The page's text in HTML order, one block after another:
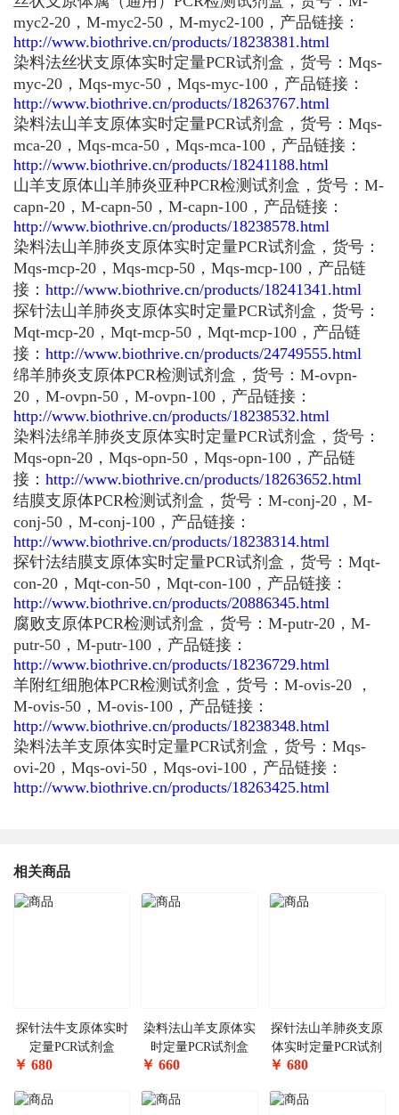
myc2-20，M-myc2-50，M-myc2-100，产品链接：
http://www.biothrive.cn/products/18238381.html
染料法丝状支原体实时定量PCR试剂盒，货号：Mqs-
myc-20，Mqs-myc-50，Mqs-myc-100，产品链接：
http://www.biothrive.cn/products/18263767.html
染料法山羊支原体实时定量PCR试剂盒，货号：Mqs-
mca-20，Mqs-mca-50，Mqs-mca-100，产品链接：
http://www.biothrive.cn/products/18241188.html
山羊支原体山羊肺炎亚种PCR检测试剂盒，货号：M-
capn-20，M-capn-50，M-capn-100，产品链接：
http://www.biothrive.cn/products/18238578.html
染料法山羊肺炎支原体实时定量PCR试剂盒，货号：
Mqs-mcp-20，Mqs-mcp-50，Mqs-mcp-100，产品链
接： http://www.biothrive.cn/products/18241341.html
探针法山羊肺炎支原体实时定量PCR试剂盒，货号：
Mqt-mcp-20，Mqt-mcp-50，Mqt-mcp-100，产品链
接： http://www.biothrive.cn/products/24749555.html
绵羊肺炎支原体PCR检测试剂盒，货号：M-ovpn-
20，M-ovpn-50，M-ovpn-100，产品链接：
http://www.biothrive.cn/products/18238532.html
染料法绵羊肺炎支原体实时定量PCR试剂盒，货号：
Mqs-opn-20，Mqs-opn-50，Mqs-opn-100，产品链
接： http://www.biothrive.cn/products/18263652.html
结膜支原体PCR检测试剂盒，货号：M-conj-20，M-
conj-50，M-conj-100，产品链接：
http://www.biothrive.cn/products/18238314.html
探针法结膜支原体实时定量PCR试剂盒，货号：Mqt-
con-20，Mqt-con-50，Mqt-con-100，产品链接：
http://www.biothrive.cn/products/20886345.html
腐败支原体PCR检测试剂盒，货号：M-putr-20，M-
putr-50，M-putr-100，产品链接：
http://www.biothrive.cn/products/18236729.html
羊附红细胞体PCR检测试剂盒，货号：M-ovis-20 ，
M-ovis-50，M-ovis-100，产品链接：
http://www.biothrive.cn/products/18238348.html
染料法羊支原体实时定量PCR试剂盒，货号：Mqs-
ovi-20，Mqs-ovi-50，Mqs-ovi-100，产品链接：
http://www.biothrive.cn/products/18263425.html
相关商品
探针法牛支原体实时
定量PCR试剂盒
￥ 680
染料法山羊支原体实
时定量PCR试剂盒
￥ 660
探针法山羊肺炎支原
体实时定量PCR试剂
￥ 680